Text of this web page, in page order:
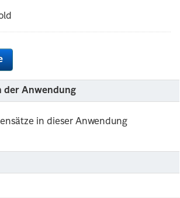
der Anwendung
in dieser Anwendung